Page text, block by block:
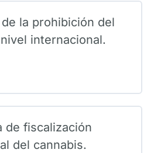
de la prohibición del
internacional.
0/9 pasos
de fiscalización
del cannabis.